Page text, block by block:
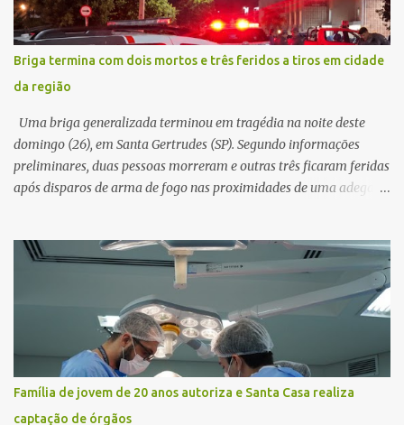
Na sequência, entrou em contato por telefone e encaminhou um
link, orientando a vítima a acessá-lo pelo computador para
concluir a suposta atualização cadastral. Após realizar o
procedimento, a conta bancária ficou bloqueada por algumas
horas. Sem conseguir acessar o sistema, a vítima tentou
novamente contato com o suposto gerente, mas não obteve
resposta. Na segunda-fe...
Briga termina com dois mortos e três feridos a tiros em cidade
da região
Uma briga generalizada terminou em tragédia na noite deste
domingo (26), em Santa Gertrudes (SP). Segundo informações
preliminares, duas pessoas morreram e outras três ficaram feridas
após disparos de arma de fogo nas proximidades de uma adega. O
começado dentro do estabelecimento e se estendido para a área
externa, quando dois homens armados passaram a efetuar
diversos disparos. Duas vítimas morreram ainda no local. Outras
três pessoas foram baleadas e socorridas. Até o momento, não
foram divulgadas informações oficiais sobre o estado de saúde dos
feridos. Equipes da Polícia Militar de Santa Gertrudes atenderam a
ocorrência e isolaram a área para o trabalho da perícia. Até a
última atualização, nenhum suspeito havia sido preso. A Polícia
Família de jovem de 20 anos autoriza e Santa Casa realiza
captação de órgãos